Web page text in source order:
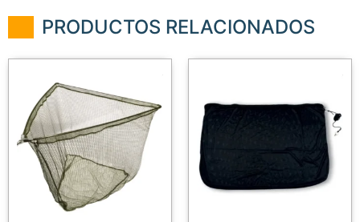
PRODUCTOS RELACIONADOS